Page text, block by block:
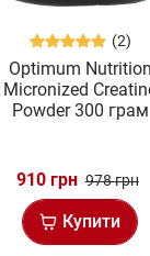
(2)
Optimum Nutrition
Micronized
Powder 300 грам
910 грн 978 грн
Купити